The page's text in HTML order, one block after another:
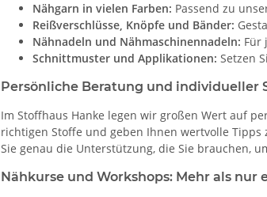
Nähgarn in vielen Farben: Passend zu
Reißverschlüsse, Knöpfe und Bänder:
Nähnadeln und Nähmaschinennadeln: Für
Schnittmuster und Applikationen: Setzen
Persönliche Beratung und individueller
Im Stoffhaus Hanke legen wir großen Wert auf
richtigen Stoffe und geben Ihnen wertvolle
Sie genau die Unterstützung, die Sie brauchen,
Nähkurse und Workshops: Mehr als nur